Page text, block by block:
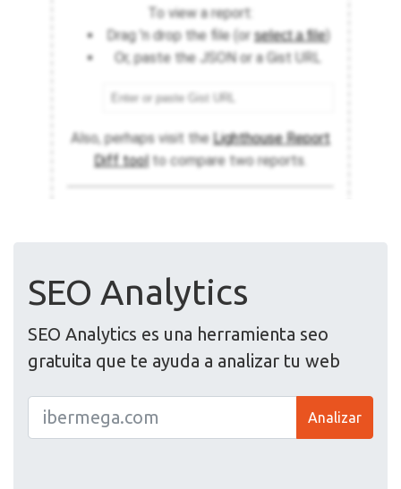
SEO Analytics
SEO Analytics es una herramienta seo
gratuita que te ayuda a analizar tu web
Analizar